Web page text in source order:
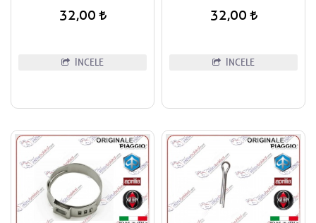
32,00
İNCELE
32,00
İNCELE